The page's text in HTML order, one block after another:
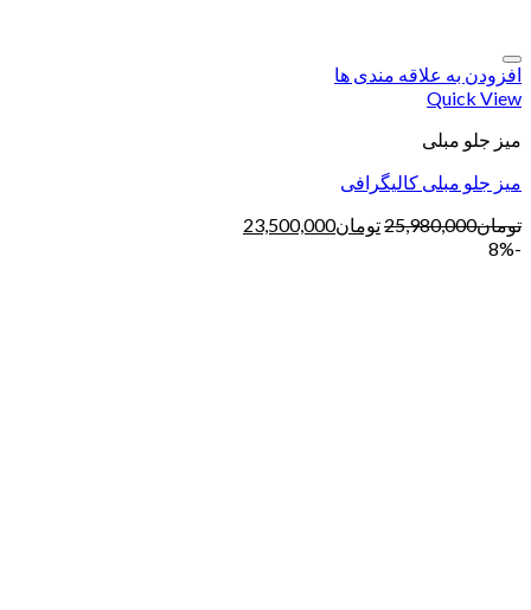
افزودن به علاقه مندی ها
Quick View
میز جلو مبلی
میز جلو مبلی کالیگرافی
تومان25,980,000تومان23,500,000
-8%